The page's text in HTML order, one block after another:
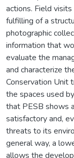
actions. Field
fulfilling of a
photographic
information that
evaluate the
and characterize
Conservation Unit
the spaces used
that PESB shows
satisfactory and,
threats to its
general way, a
allows the